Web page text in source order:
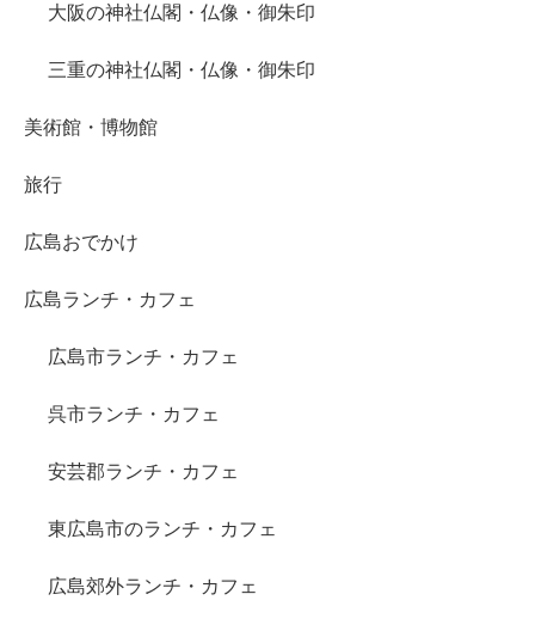
大阪の神社仏閣・仏像・御朱印
三重の神社仏閣・仏像・御朱印
美術館・博物館
旅行
広島おでかけ
広島ランチ・カフェ
広島市ランチ・カフェ
呉市ランチ・カフェ
安芸郡ランチ・カフェ
東広島市のランチ・カフェ
広島郊外ランチ・カフェ